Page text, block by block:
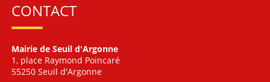
CONTACT
Mairie de Seuil d'Argonne
1, place Raymond Poincaré
55250 Seuil d'Argonne